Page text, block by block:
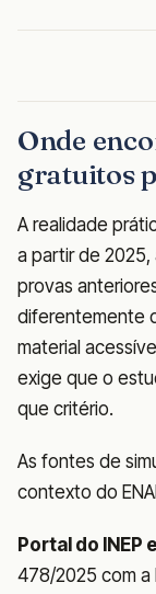
Onde
gratuitos
A realidade
a partir de
provas
diferentemente
material
exige que o
que critério.
As fontes de
contexto do
Portal do INEP
478/2025 com a